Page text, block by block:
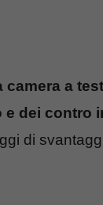
camera a
e dei contro
di